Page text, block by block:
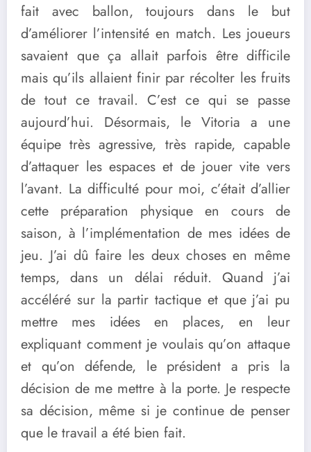
fait avec ballon, toujours dans le but
d’améliorer l’intensité en match. Les joueurs
savaient que ça allait parfois être difficile
mais qu’ils allaient finir par récolter les fruits
de tout ce travail. C’est ce qui se passe
aujourd’hui. Désormais, le Vitoria a une
équipe très agressive, très rapide, capable
d’attaquer les espaces et de jouer vite vers
l’avant. La difficulté pour moi, c’était d’allier
cette préparation physique en cours de
saison, à l’implémentation de mes idées de
jeu. J’ai dû faire les deux choses en même
temps, dans un délai réduit. Quand j’ai
accéléré sur la partir tactique et que j’ai pu
mettre mes idées en places, en leur
expliquant comment je voulais qu’on attaque
et qu’on défende, le président a pris la
décision de me mettre à la porte. Je respecte
sa décision, même si je continue de penser
que le travail a été bien fait.